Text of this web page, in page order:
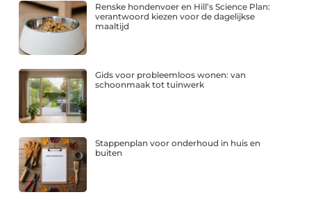
Renske hondenvoer en Hill’s Science Plan:
verantwoord kiezen voor de dagelijkse
maaltijd
Gids voor probleemloos wonen: van
schoonmaak tot tuinwerk
Stappenplan voor onderhoud in huis en
buiten